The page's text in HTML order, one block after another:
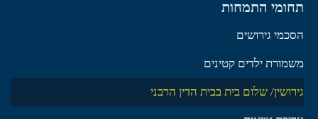
תחומי התמחות
הסכמי גירושים
משמורת ילדים קטינים
גירושין/ שלום בית בבית הדין הרבני